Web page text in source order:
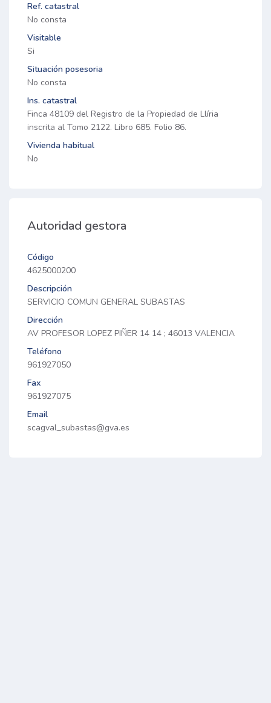
Ref. catastral
No consta
Visitable
Si
Situación posesoria
No consta
Ins. catastral
Finca 48109 del Registro de la Propiedad de Llíria
inscrita al Tomo 2122. Libro 685. Folio 86.
Vivienda habitual
No
Autoridad gestora
Código
4625000200
Descripción
SERVICIO COMUN GENERAL SUBASTAS
Dirección
AV PROFESOR LOPEZ PIÑER 14 14 ; 46013 VALENCIA
Teléfono
961927050
Fax
961927075
Email
scagval_subastas@gva.es